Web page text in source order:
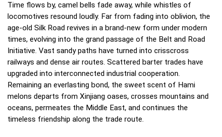
Time flows by, camel bells fade away, while whistles of
locomotives resound loudly. Far from fading into oblivion, the
age-old Silk Road revives in a brand-new form under modern
times, evolving into the grand passage of the Belt and Road
Initiative. Vast sandy paths have turned into crisscross
railways and dense air routes. Scattered barter trades have
upgraded into interconnected industrial cooperation.
Remaining an everlasting bond, the sweet scent of Hami
melons departs from Xinjiang oases, crosses mountains and
oceans, permeates the Middle East, and continues the
timeless friendship along the trade route.